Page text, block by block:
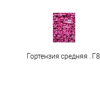
Гортензия средняя . Г8.